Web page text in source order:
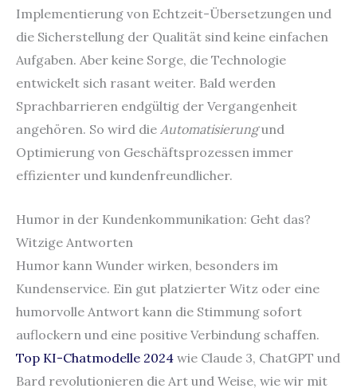
Implementierung von Echtzeit-Übersetzungen und
die Sicherstellung der Qualität sind keine einfachen
Aufgaben. Aber keine Sorge, die Technologie
entwickelt sich rasant weiter. Bald werden
Sprachbarrieren endgültig der Vergangenheit
angehören. So wird die Automatisierungund
Optimierung von Geschäftsprozessen immer
effizienter und kundenfreundlicher.
Humor in der Kundenkommunikation: Geht das?
Witzige Antworten
Humor kann Wunder wirken, besonders im
Kundenservice. Ein gut platzierter Witz oder eine
humorvolle Antwort kann die Stimmung sofort
auflockern und eine positive Verbindung schaffen.
Top KI-Chatmodelle 2024 wie Claude 3, ChatGPT und
Bard revolutionieren die Art und Weise, wie wir mit